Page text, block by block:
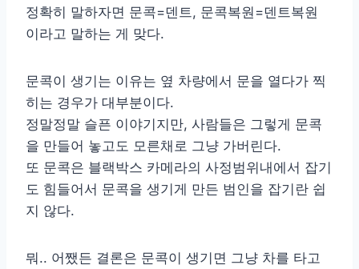
정확히 말하자면 문콕=덴트, 문콕복원=덴트복원
이라고 말하는 게 맞다.
문콕이 생기는 이유는 옆 차량에서 문을 열다가 찍
히는 경우가 대부분이다.
정말정말 슬픈 이야기지만, 사람들은 그렇게 문콕
을 만들어 놓고도 모른채로 그냥 가버린다.
또 문콕은 블랙박스 카메라의 사정범위내에서 잡기
도 힘들어서 문콕을 생기게 만든 범인을 잡기란 쉽
지 않다.
뭐.. 어쨌든 결론은 문콕이 생기면 그냥 차를 타고